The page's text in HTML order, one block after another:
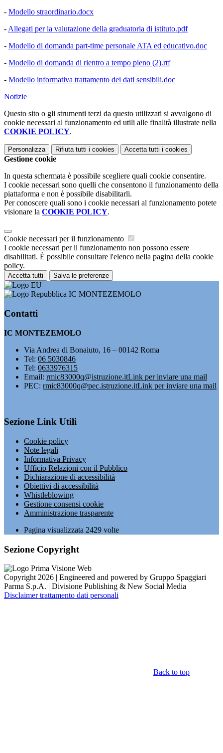
- Modello straordinario.docx
- Allegati per la valutazione della graduatoria di istituto.pdf
- Modello di domanda part-time personale ATA ed educativo.doc
- Modello di domanda di rientro a tempo pieno (2).rtf
- Modello informativa trattamento dei dati sensibili.doc
Notizie
Questo sito o gli strumenti terzi da questo utilizzati si avvalgono di
cookie necessari al funzionamento ed utili alle finalità illustrate nella
COOKIE POLICY.
Personalizza Rifiuta tutti i cookies Accetta tutti i cookies
Gestione cookie
In questa schermata è possibile scegliere quali cookie consentire.
I cookie necessari sono quelli che consentono il funzionamento della
piattaforma e non è possibile disabilitarli.
Per conoscere quali sono i cookie necessari al funzionamento potete
visionare la COOKIE POLICY.
Cookie necessari per il funzionamento
I cookie necessari per il funzionamento non possono essere
disabilitati. È possibile consultare l'elenco nella pagina della cookie
policy.
Accetta tutti Salva le preferenze
IC MONTEZEMOLO
Contatti
IC MONTEZEMOLO
Via Andrea di Bonaiuto, 16 – 00142 Roma
Tel: 06 5030846
Tel: 0633976315
Email: rmic83000q@istruzione.itLink per inviare una mail
PEC: rmic83000q@pec.istruzione.itLink per inviare una mail
Sezione Link Utili
Cookie policy
Note legali
Informativa Privacy
Ufficio Relazioni con il Pubblico
Dichiarazione di accessibilità
Obiettivi di accessibilità
Whistleblowing
Gestione consensi cookie
Amministrazione trasparente
Pagina visualizzata 2429 volte
Sezione Copyright
Copyright 2026 | Engineered and powered by Gruppo Spaggiari
Parma S.p.A. | Divisione Publishing & New Social Media
Disclaimer trattamento dati personali
Back to top